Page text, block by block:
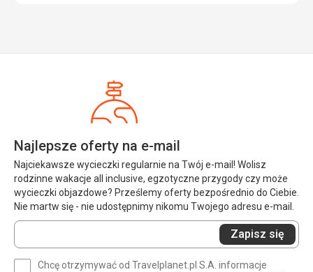
Najlepsze oferty na e-mail
Najciekawsze wycieczki regularnie na Twój e-mail! Wolisz
rodzinne wakacje all inclusive, egzotyczne przygody czy może
wycieczki objazdowe? Prześlemy oferty bezpośrednio do Ciebie.
Nie martw się - nie udostępnimy nikomu Twojego adresu e-mail.
Wprowadź
swój
Zapisz się
Chcę otrzymywać od Travelplanet.pl S.A. informacje